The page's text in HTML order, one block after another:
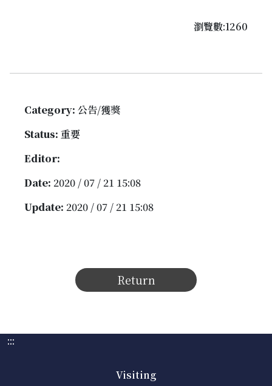
瀏覽數:1260
Category: 公告/獲獎
Status: 重要
Editor:
Date: 2020 / 07 / 21 15:08
Update: 2020 / 07 / 21 15:08
Return
:::
Visiting